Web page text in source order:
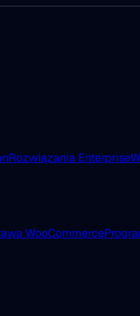
Rozwiązania Enterprise
WooCommerce